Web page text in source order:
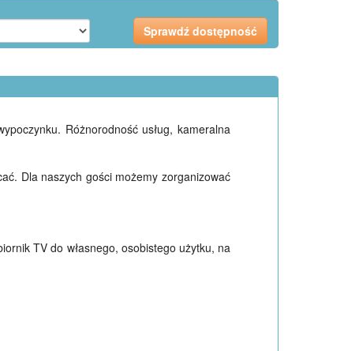
Różnorodność usług, kameralna
Dla naszych gości możemy zorganizować
TV do własnego, osobistego użytku, na